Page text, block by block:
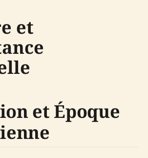
et
et Époque